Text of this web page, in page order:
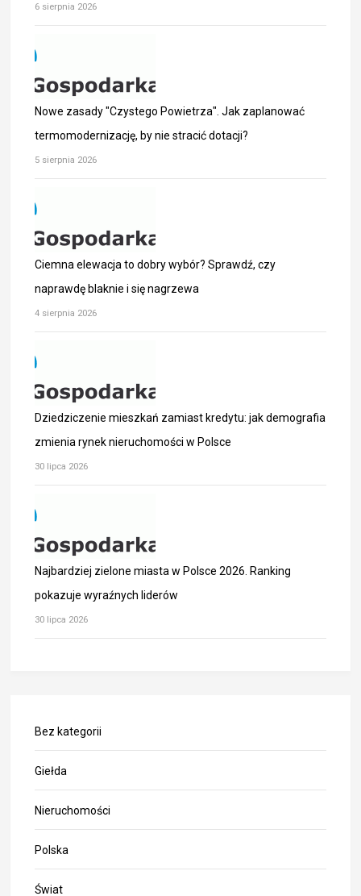
6 sierpnia 2026
Nowe zasady "Czystego Powietrza". Jak zaplanować
termomodernizację, by nie stracić dotacji?
5 sierpnia 2026
Ciemna elewacja to dobry wybór? Sprawdź, czy
naprawdę blaknie i się nagrzewa
4 sierpnia 2026
Dziedziczenie mieszkań zamiast kredytu: jak demografia
zmienia rynek nieruchomości w Polsce
30 lipca 2026
Najbardziej zielone miasta w Polsce 2026. Ranking
pokazuje wyraźnych liderów
30 lipca 2026
Bez kategorii
Giełda
Nieruchomości
Polska
Świat